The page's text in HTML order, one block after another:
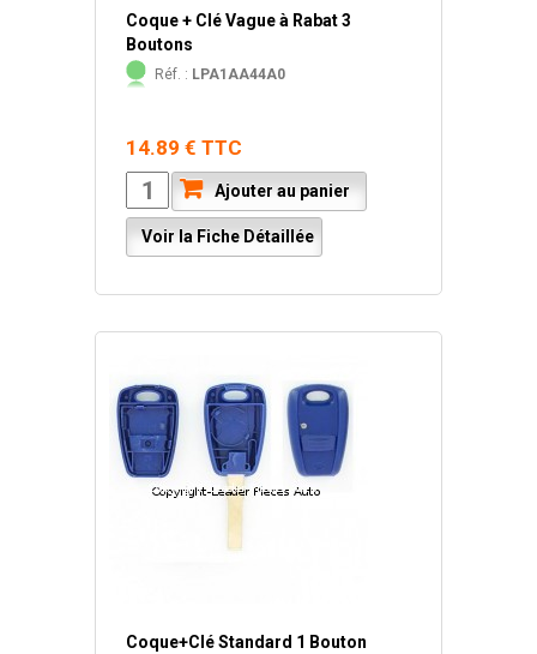
Coque + Clé Vague à Rabat 3
Boutons
Réf. : LPA1AA44A0
14.89 € TTC
Ajouter au panier
Voir la Fiche Détaillée
Coque+Clé Standard 1 Bouton